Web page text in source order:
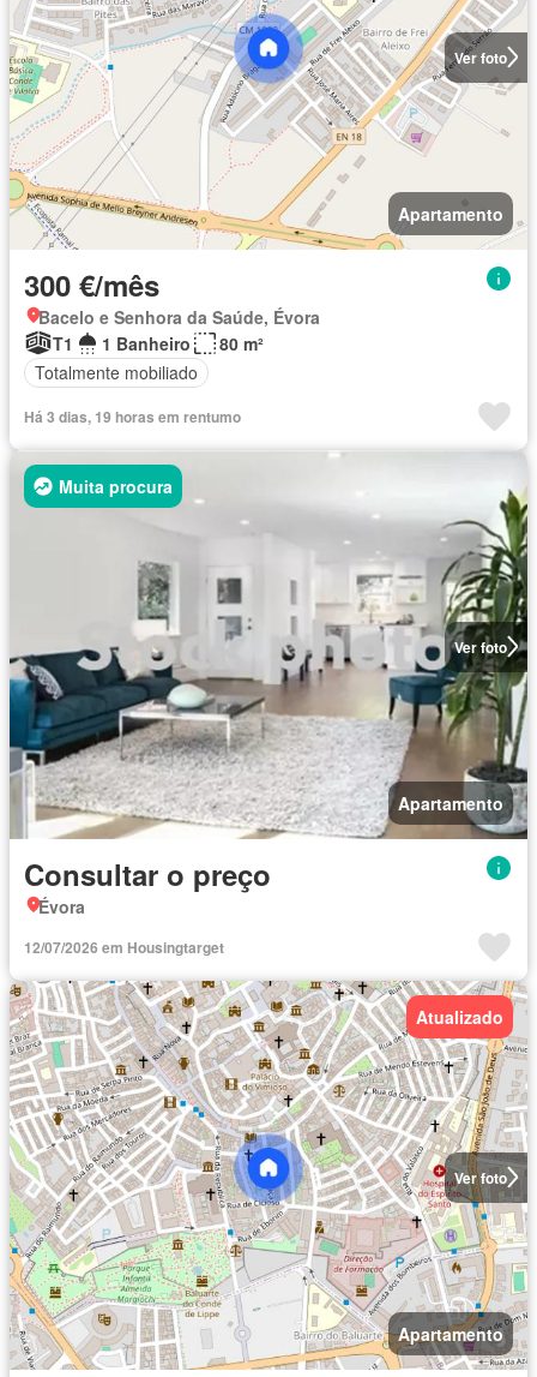
Ver foto
Apartamento
300 €/mês
Bacelo e Senhora da Saúde, Évora
T1
1 Banheiro
80 m²
Totalmente mobiliado
Há 3 dias, 19 horas em rentumo
Ver foto
Muita procura
Apartamento
Consultar o preço
Évora
12/07/2026 em Housingtarget
Ver foto
Atualizado
Apartamento